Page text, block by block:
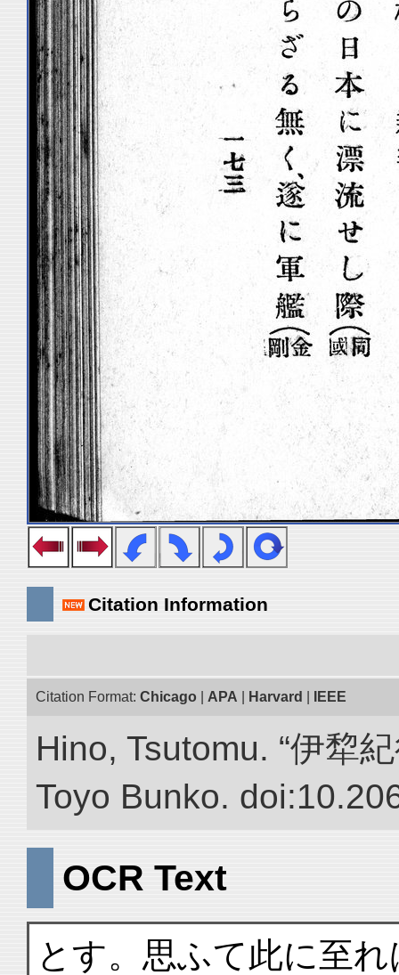
Citation Information
Citation Format: Chicago APA Harvard IEEE
Hino, Tsutomu. “伊犂
Toyo Bunko.
OCR Text
とす。思ふて此に至